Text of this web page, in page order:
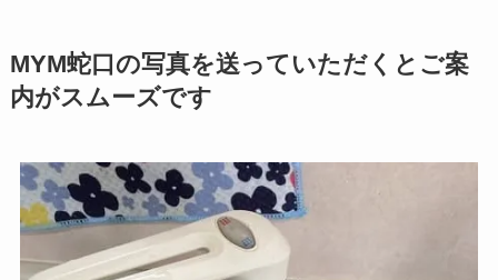
MYM蛇口の写真を送っていただくとご案
内がスムーズです